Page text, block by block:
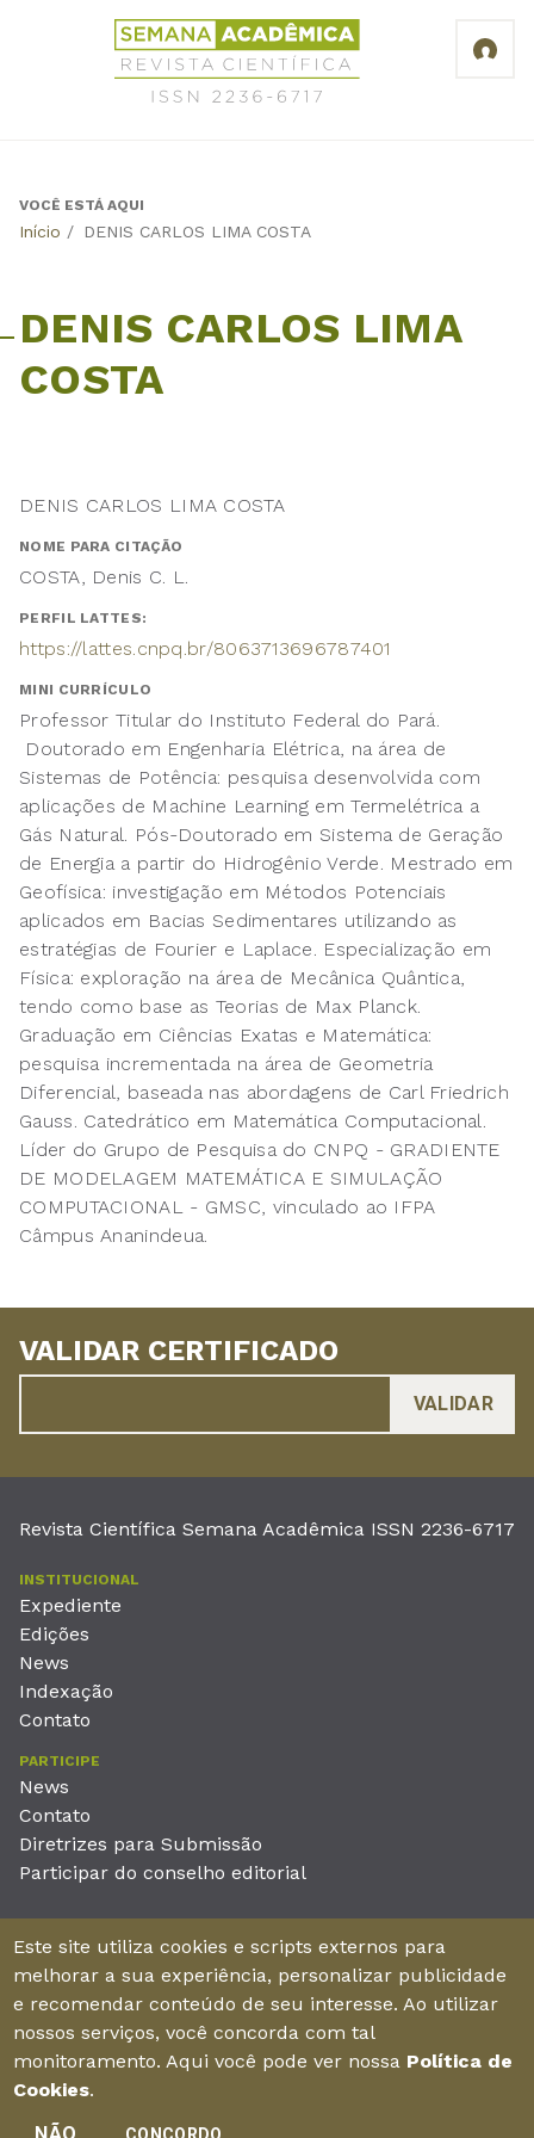
Revista
Científica
Semana
6717
Back
VOCÊ ESTÁ AQUI
Início / DENIS CARLOS LIMA COSTA
DENIS CARLOS LIMA
COSTA
DENIS CARLOS LIMA COSTA
NOME PARA CITAÇÃO
COSTA, Denis C. L.
PERFIL LATTES:
https://lattes.cnpq.br/8063713696787401
MINI CURRÍCULO
Professor Titular do Instituto Federal do Pará.
Doutorado em Engenharia Elétrica, na área de
Sistemas de Potência: pesquisa desenvolvida com
aplicações de Machine Learning em Termelétrica a
Gás Natural. Pós-Doutorado em Sistema de Geração
de Energia a partir do Hidrogênio Verde. Mestrado em
Geofísica: investigação em Métodos Potenciais
aplicados em Bacias Sedimentares utilizando as
estratégias de Fourier e Laplace. Especialização em
Física: exploração na área de Mecânica Quântica,
tendo como base as Teorias de Max Planck.
Graduação em Ciências Exatas e Matemática:
pesquisa incrementada na área de Geometria
Diferencial, baseada nas abordagens de Carl Friedrich
Gauss. Catedrático em Matemática Computacional.
Líder do Grupo de Pesquisa do CNPQ - GRADIENTE
DE MODELAGEM MATEMÁTICA E SIMULAÇÃO
COMPUTACIONAL - GMSC, vinculado ao IFPA
Câmpus Ananindeua.
VALIDAR CERTIFICADO
Revista Científica Semana Acadêmica ISSN 2236-6717
INSTITUCIONAL
Expediente
Edições
News
Indexação
Contato
PARTICIPE
News
Contato
Diretrizes para Submissão
Participar do conselho editorial
Unieducar Inteligência Educacional Ltda
CNPJ: 05.569.970/0001-26
Av. Desembargador Moreira, No. 2001 – 11º andar - Bairro
Aldeota
Fortaleza – Ceará - Brasil - CEP 60170-001
Este site utiliza cookies e scripts externos para
melhorar a sua experiência, personalizar publicidade
e recomendar conteúdo de seu interesse. Ao utilizar
nossos serviços, você concorda com tal
monitoramento. Aqui você pode ver nossa Política de
Cookies.